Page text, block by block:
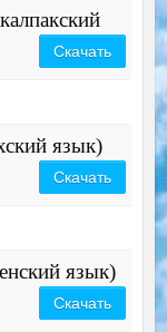
Скачать
язык)
Скачать
язык)
Скачать